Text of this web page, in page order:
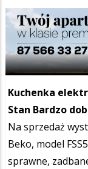
Szukana fraza w
Kuchenka
Stan Bardzo
Na sprzedaż
Beko, model
sprawne,